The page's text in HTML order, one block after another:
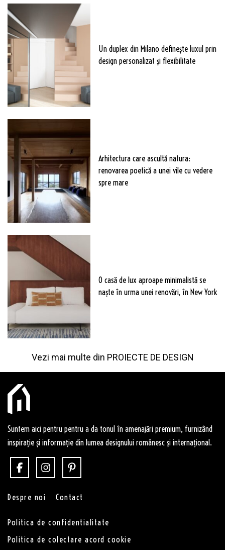
Un duplex din Milano definește luxul prin
design personalizat și flexibilitate
Arhitectura care ascultă natura:
renovarea poetică a unei vile cu vedere
spre mare
O casă de lux aproape minimalistă se
naște în urma unei renovări, în New York
Vezi mai multe din PROIECTE DE DESIGN
Suntem aici pentru pentru a da tonul în amenajări premium, furnizând
inspirație și informație din lumea designului românesc și internațional.
Despre noi Contact
Politica de confidentialitate
Politica de colectare acord cookie